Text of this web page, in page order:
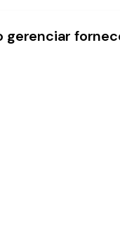
gerenciar